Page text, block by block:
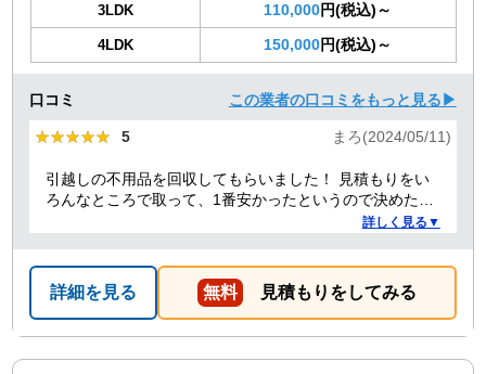
3LDK 110,000円(税込)～
4LDK 150,000円(税込)～
口コミ この業者の口コミをもっと見る▶
★★★★★
★★★★★ 5 まろ(2024/05/11)
引越しの不用品を回収してもらいました！ 見積もりをい
ろんなところで取って、1番安かったというので決めたの
ですが、 対応や話し方も、丁寧で優しく、 作業自体も素
回収の時は料金しようと思いました！
詳しく見る▼
詳細を見る 無料 見積もりをしてみる